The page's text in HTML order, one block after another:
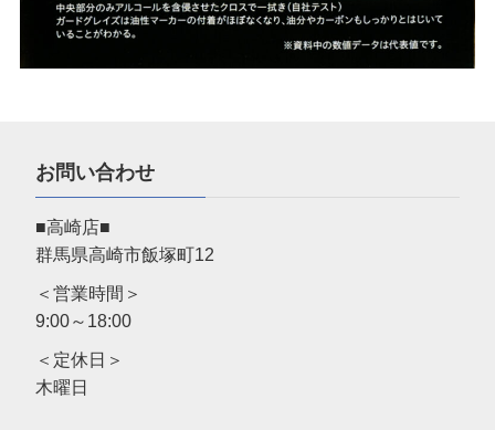
お問い合わせ
■高崎店■
群馬県高崎市飯塚町12
＜営業時間＞
9:00～18:00
＜定休日＞
木曜日